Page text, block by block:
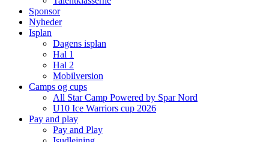
Sponsor
Nyheder
Isplan
Dagens isplan
Hal 1
Hal 2
Mobilversion
Camps og cups
All Star Camp Powered by Spar Nord
U10 Ice Warriors cup 2026
Pay and play
Pay and Play